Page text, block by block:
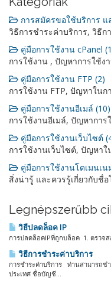
การสมัครขอใช้บริการ แ
วิธีการชำระค่าบริการ, วิธีก
คู่มือการใช้งาน cPanel
การใช้งาน , ปัญหาการใช้ง
คู่มือการใช้งาน FTP (2)
การใช้งาน FTP, ปัญหาในก
คู่มือการใช้งานอีเมล์ (10)
การใช้งานอีเมล์, ปัญหาการ
คู่มือการใช้งานเว็บไซต์
การใช้งานเว็บไซต์, ปัญหาใ
คู่มือการใช้งานโดเมนเน
สิ่งน่ารู้ และควรรู้เกี่ยวกับชื่อ
Legnépszerűbb
วิธีปลดล็อค IP
การปลดล็อคIPที่ถูกบล็อค 1. ตรวจ
วิธีการชำระค่าบริการ
การชำระค่าบริการ ท่านสามารถช
ประเทศ ชื่อบัญชี...